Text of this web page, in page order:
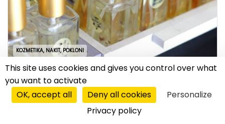
KOZMETIKA, NAKIT, POKLONI
13.09.2017.
„Fine note“ za uspeh franšize
Franšizni sistem L’Arome se u proteklih godinu
This site uses cookies and gives you control over what
you want to activate
OK, accept all
Deny all cookies
Personalize
Privacy policy